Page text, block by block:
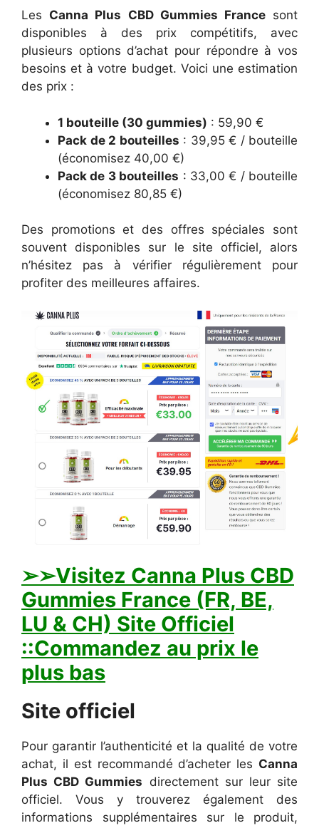
Les Canna Plus CBD Gummies Francesont
disponibles à des prix compétitifs, avec
plusieurs options d’achat pour répondre à vos
besoins et à votre budget. Voici une estimation
des prix :
1 bouteille (30 gummies) : 59,90 €
Pack de 2 bouteilles : 39,95 € / bouteille
(économisez 40,00 €)
Pack de 3 bouteilles : 33,00 € / bouteille
(économisez 80,85 €)
Des promotions et des offres spéciales sont
souvent disponibles sur le site officiel, alors
n’hésitez pas à vérifier régulièrement pour
profiter des meilleures affaires.
➢➢Visitez Canna Plus CBD
Gummies France (FR, BE,
LU & CH) Site Officiel
::Commandez au prix le
plus bas
Site officiel
Pour garantir l’authenticité et la qualité de votre
achat, il est recommandé d’acheter les Canna
Plus CBD Gummies directement sur leur site
officiel. Vous y trouverez également des
informations supplémentaires sur le produit,